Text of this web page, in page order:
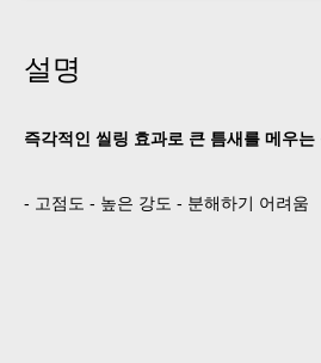
설명
즉각적인 씰링 효과로 큰 틈새를 메우
- 고점도 - 높은 강도 - 분해하기 어려움